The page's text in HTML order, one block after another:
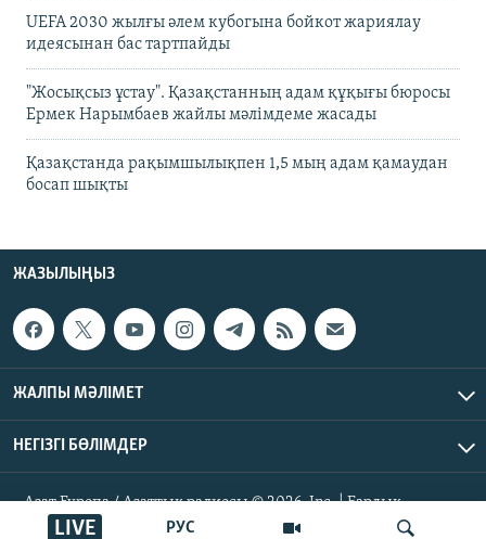
РУС
LIVE
UEFA 2030 жылғы әлем кубогына бойкот жариялау
идеясынан бас тартпайды
"Жосықсыз ұстау". Қазақстанның адам құқығы бюросы
Ермек Нарымбаев жайлы мәлімдеме жасады
Қазақстанда рақымшылықпен 1,5 мың адам қамаудан
босап шықты
ЖАЗЫЛЫҢЫЗ
ЖАЛПЫ МӘЛІМЕТ
НЕГІЗГІ БӨЛІМДЕР
Азат Еуропа / Азаттық радиосы © 2026, Inc. | Барлық
құқықтары қорғалған